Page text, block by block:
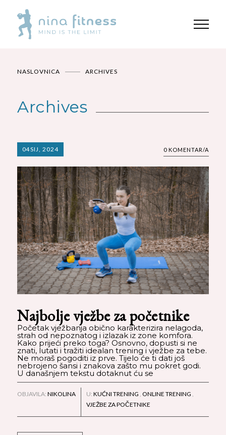
NASLOVNICA ARCHIVES
Archives
04SIJ, 2024 0 KOMENTAR/A
Najbolje vježbe za početnike
Početak vježbanja obično karakterizira nelagoda,
strah od nepoznatog i izlazak iz zone komfora.
Kako prijeći preko toga? Osnovno, dopusti si ne
znati, lutati i tražiti idealan trening i vježbe za tebe.
Ne moraš pogoditi iz prve. Tijelo će ti dati još
nebrojeno šansi i znakova zašto mu pokret godi.
U današnjem tekstu dotaknut ću se
OBJAVILA: NIKOLINA U: KUĆNI TRENING , ONLINE TRENING ,
VJEŽBE ZA POČETNIKE